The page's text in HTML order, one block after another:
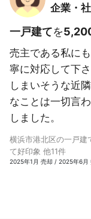
企業・
一戸建てを
売主である私に
寧に対応して下
しまいそうな近
なことは一切言
しました。
横浜市港北区の一戸
て好印象 他11件
2025年1月 売却 / 2025年6月